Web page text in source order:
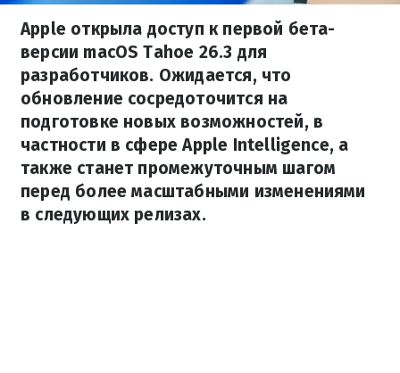
Apple открыла доступ к первой бета-
версии macOS Tahoe 26.3 для
разработчиков. Ожидается, что
обновление сосредоточится на
подготовке новых возможностей, в
частности в сфере Apple Intelligence, а
также станет промежуточным шагом
перед более масштабными изменениями
в следующих релизах.